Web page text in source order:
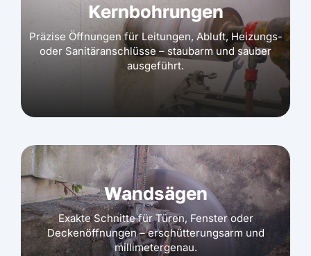
Kernbohrungen
Präzise Öffnungen für Leitungen, Abluft, Heizungs-
oder Sanitäranschlüsse – staubarm und sauber
ausgeführt.
Wandsägen
Exakte Schnitte für Türen, Fenster oder
Deckenöffnungen – erschütterungsarm und
millimetergenau.